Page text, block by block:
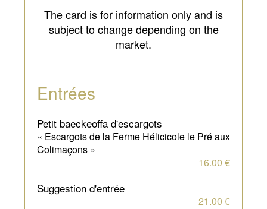
The card is for information only and is
subject to change depending on the
market.
Entrées
petit baeckeoffa d'escargots
« Escargots de la Ferme Hélicicole le Pré aux
Colimaçons »
16.00 €
suggestion d'entrée
21.00 €